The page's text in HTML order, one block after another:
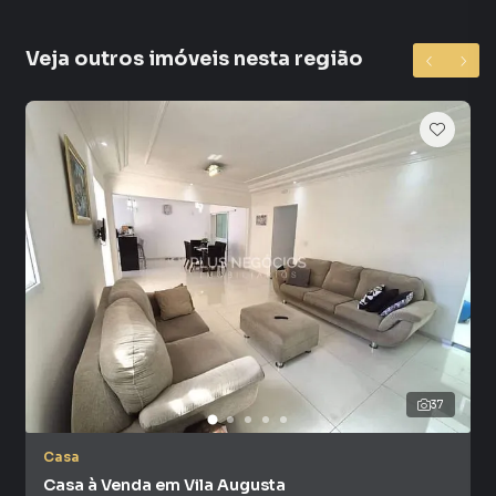
O imóvel conta com um alto nível de segurança, com
alarme monitorado, câmeras, concertina e grades em
todas as janelas. A fechadura elétrica da porta da frente
pode ser aberta por meio de três interfones distribuídos
pelo imóvel.
Na área externa, a casa oferece uma grande varanda na
parte da frente, proporcionando uma bela vista, além de
um quintal espaçoso com área gourmet. A edícula inclui
uma churrasqueira ampla, mais um dormitório e um
banheiro, tornando o ambiente ideal para lazer e
convivência. Todas as torneiras são das marcas DECA ou
TIGRE, reforçando a qualidade dos acabamentos.
A casa passou recentemente por pintura nova e revisão
completa das partes elétrica e hidráulica, garantindo que
esteja em perfeito estado de conservação. Além de sua
Veja outros imóveis nesta região
37
Casa
Casa à Venda em Vila Augusta